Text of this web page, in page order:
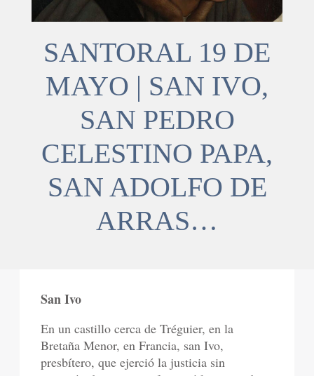
SANTORAL 19 DE
MAYO | SAN IVO,
SAN PEDRO
CELESTINO PAPA,
SAN ADOLFO DE
ARRAS…
San Ivo
En un castillo cerca de Tréguier, en la
Bretaña Menor, en Francia, san Ivo,
presbítero, que ejerció la justicia sin